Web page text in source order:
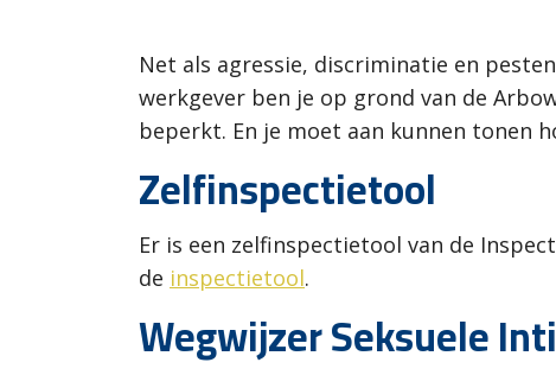
Net als agressie, discriminatie en
werkgever ben je op grond van de
beperkt. En je moet aan kunnen tonen
Zelfinspectietool
Er is een zelfinspectietool van de
de inspectietool.
Wegwijzer Seksuele